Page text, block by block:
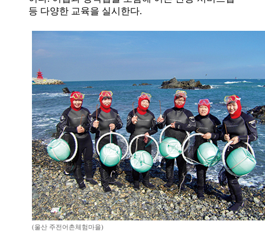
등 다양한 교육을 실시한다.
(울산 주전어촌체험마을)